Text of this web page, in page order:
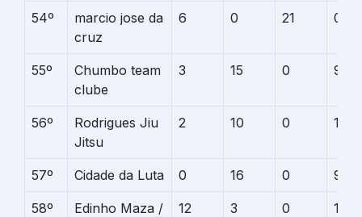
54º
marcio jose da
cruz
6 0 21 0
55º
Chumbo team
clube
3 15 0 9
56º
Rodrigues Jiu
Jitsu
2 10 0 14
57º Cidade da Luta 0 16 0 9
58º
Edinho Maza /
12 3 0 10